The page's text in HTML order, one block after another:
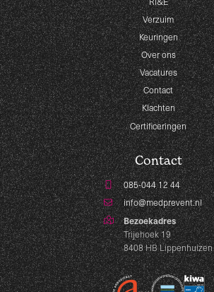
Verzuim
Keuringen
Over ons
Vacatures
Contact
Klachten
Certificeringen
Contact
085-044 12 44
info@medprevent.nl
Bezoekadres
Trijehoek 19
8408 HB Lippenhuizen